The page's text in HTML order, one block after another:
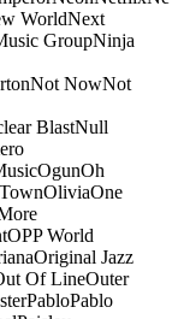
WorldNext
GroupNinja
Not NowNot
BlastNull
OgunOh
OliviaOne
OPP World
Original Jazz
Of LineOuter
PabloPablo